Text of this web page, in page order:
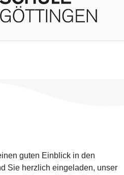
guten Einblick in den
Sie herzlich eingeladen, unser